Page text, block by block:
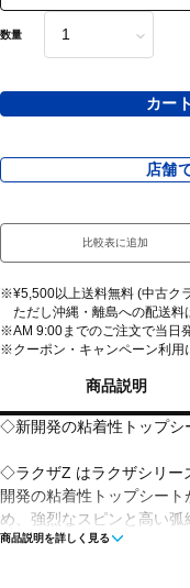
数量
カー
店舗
比較表に追加
※¥5,500以上送料無料 (中古ク
ただし沖縄・離島への配送料
※AM 9:00までのご注文で当日
※クーポン・キャンペーン利用
商品説明
◇新開発の粘着性トップシ
◇ラクザZ はラクザシリー
開発の粘着性トップシー
め、強烈なスピンと高い
した。また硬めのスポンジ
商品説明を詳しく見る